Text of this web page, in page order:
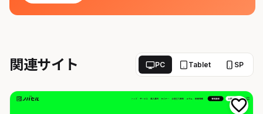
関連サイト PC Tablet SP